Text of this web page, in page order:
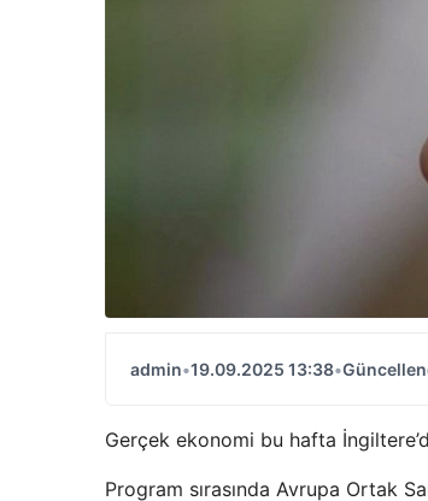
admin•19.09.2025 13:38•
Gerçek ekonomi bu hafta
Program sırasında Avrupa Ortak